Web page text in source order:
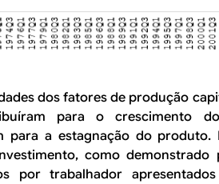
dos fatores de produção
para o crescimento
para a estagnação do produto.
como demonstrado
por trabalhador